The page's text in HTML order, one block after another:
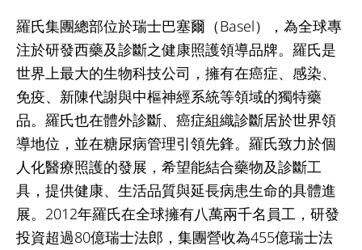
羅氏集團總部位於瑞士巴塞爾（Basel），為全球專
注於研發西藥及診斷之健康照護領導品牌。羅氏是
世界上最大的生物科技公司，擁有在癌症、感染、
免疫、新陳代謝與中樞神經系統等領域的獨特藥
品。羅氏也在體外診斷、癌症組織診斷居於世界領
導地位，並在糖尿病管理引領先鋒。羅氏致力於個
人化醫療照護的發展，希望能結合藥物及診斷工
具，提供健康、生活品質與延長病患生命的具體進
展。2012年羅氏在全球擁有八萬兩千名員工，研發
投資超過80億瑞士法郎，集團營收為455億瑞士法